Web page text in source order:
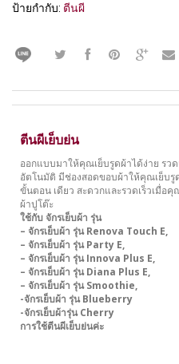
ป้ายกำกับ: ตีนผี
ตีนผีเย็บย่น
ออกแบบมาให้คุณเย็บรูดผ้าได้ง่าย รวด
อัตโนมัติ มีช่องสอดขอบผ้าให้คุณเย็บ
ขั้นตอน เดียว สะดวกและรวดเร็วเมื่อ
ผ้าปูโต๊ะ
ใช้กับ จักรเย็บผ้า รุ่น
– จักรเย็บผ้า รุ่น Renova Touch E,
– จักรเย็บผ้า รุ่น Party E,
– จักรเย็บผ้า รุ่น Innova Plus E,
– จักรเย็บผ้า รุ่น Diana Plus E,
– จักรเย็บผ้า รุ่น Smoothie,
-จักรเย็บผ้า รุ่น Blueberry
-จักรเย็บผ้ารุ่น Cherry
การใช้ตีนผีเย็บย่นค่ะ